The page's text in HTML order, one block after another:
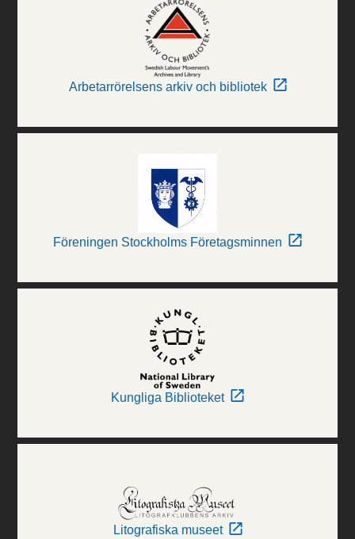
Arbetarrörelsens arkiv och bibliotek
Föreningen Stockholms Företagsminnen
Kungliga Biblioteket
Litografiska museet